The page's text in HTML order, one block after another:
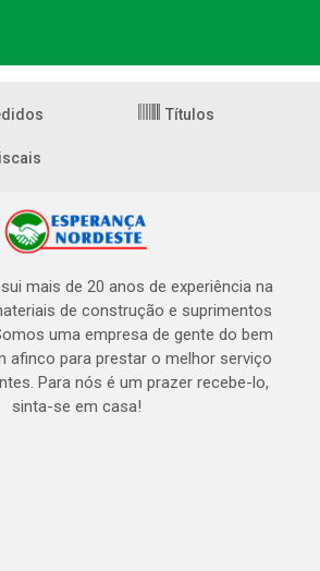
Títulos
mais de 20 anos de experiência na
de construção e suprimentos
uma empresa de gente do bem
afinco para prestar o melhor serviço
Para nós é um prazer recebe-lo,
sinta-se em casa!